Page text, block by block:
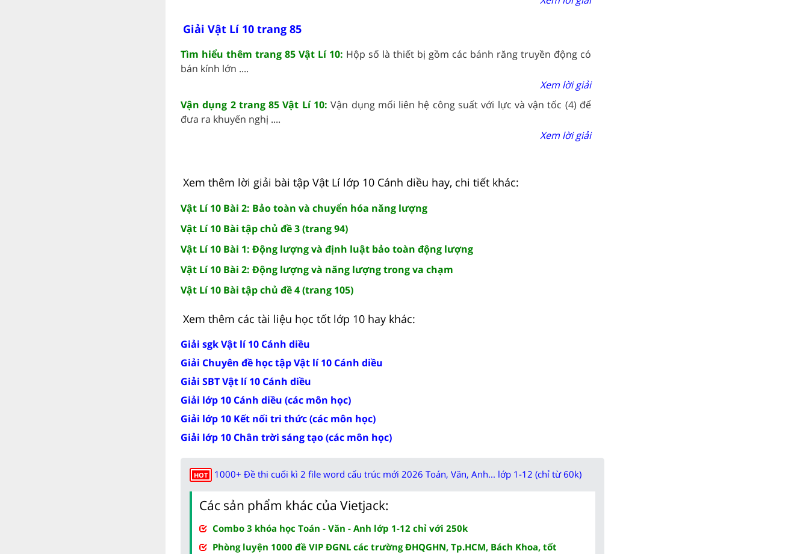
Giải Vật Lí 10 trang 85
Tìm hiểu thêm trang 85 Vật Lí 10: Hộp số là thiết bị gồm các bánh răng truyền động có
bán kính lớn ....
Xem lời giải
Vận dụng 2 trang 85 Vật Lí 10: Vận dụng mối liên hệ công suất với lực và vận tốc (4) để
đưa ra khuyến nghị ....
Xem lời giải
Xem thêm lời giải bài tập Vật Lí lớp 10 Cánh diều hay, chi tiết khác:
Vật Lí 10 Bài 2: Bảo toàn và chuyển hóa năng lượng
Vật Lí 10 Bài tập chủ đề 3 (trang 94)
Vật Lí 10 Bài 1: Động lượng và định luật bảo toàn động lượng
Vật Lí 10 Bài 2: Động lượng và năng lượng trong va chạm
Vật Lí 10 Bài tập chủ đề 4 (trang 105)
Xem thêm các tài liệu học tốt lớp 10 hay khác:
Giải sgk Vật lí 10 Cánh diều
Giải Chuyên đề học tập Vật lí 10 Cánh diều
Giải SBT Vật lí 10 Cánh diều
Giải lớp 10 Cánh diều (các môn học)
Giải lớp 10 Kết nối tri thức (các môn học)
Giải lớp 10 Chân trời sáng tạo (các môn học)
HOT 1000+ Đề thi cuối kì 2 file word cấu trúc mới 2026 Toán, Văn, Anh... lớp 1-12 (chỉ từ 60k)
Các sản phẩm khác của Vietjack:
Combo 3 khóa học Toán - Văn - Anh lớp 1-12 chỉ với 250k
Phòng luyện 1000 đề VIP ĐGNL các trường ĐHQGHN, Tp.HCM, Bách Khoa, tốt